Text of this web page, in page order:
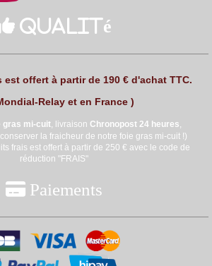
Qualité
offert à partir de 190 € d'achat TTC.
Relay et en France )
gras mi-cuit, livraison Chronopost 24 heures,
la fraicheur de notre foie gras mi-cuit !)
frais est offert à partir de 250 € avec le code de
réduction "FRAIS"
 Paiements